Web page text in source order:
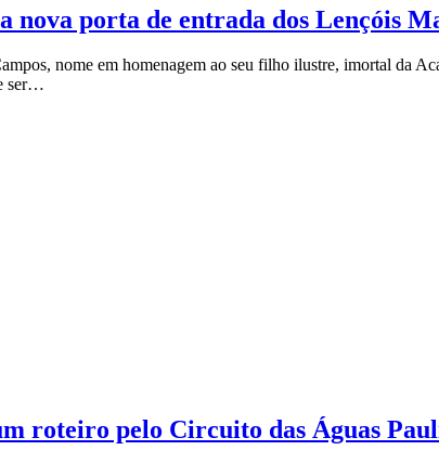
nova porta de entrada dos Lençóis
nome em homenagem ao seu filho ilustre, imortal da
ser…
roteiro pelo Circuito das Águas